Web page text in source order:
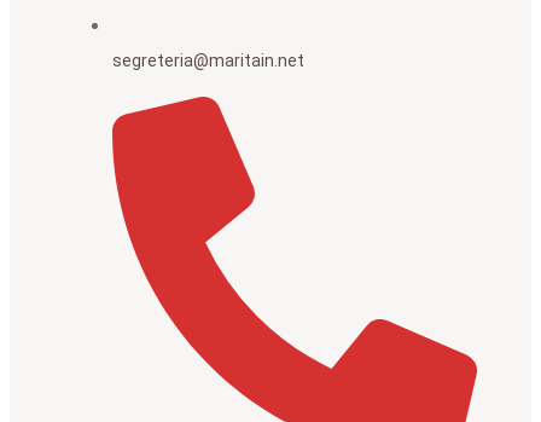
segreteria@maritain.net